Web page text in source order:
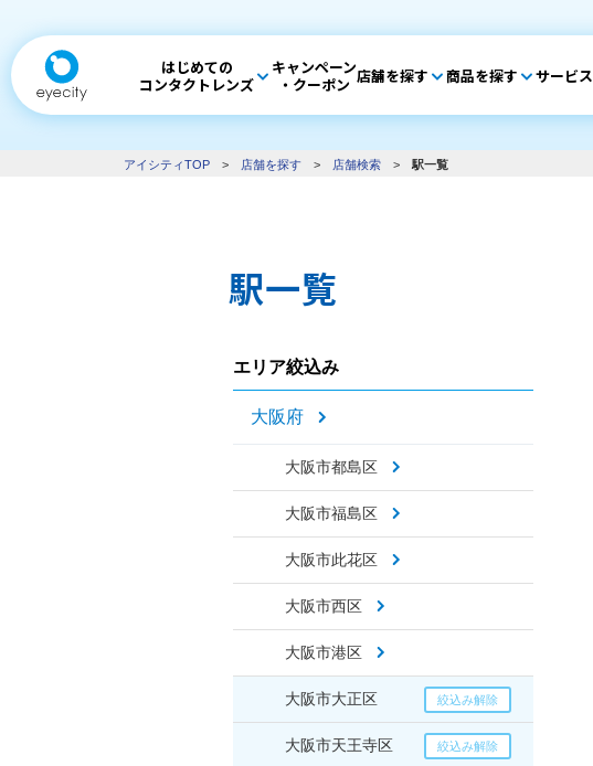
はじめての
コンタクトレンズ
キャンペーン
・クーポン 店舗を探す 商品を探す サービス
アイシティTOP > 店舗を探す > 店舗検索 > 駅一覧
駅一覧
エリア絞込み
大阪府
大阪市都島区
大阪市福島区
大阪市此花区
大阪市西区
大阪市港区
大阪市大正区
大阪市天王寺区